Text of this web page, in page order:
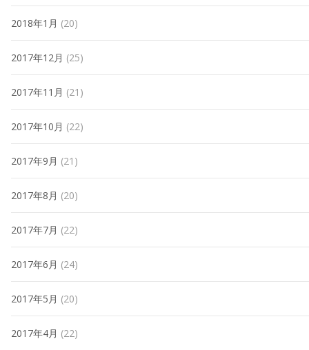
2018年1月 (20)
2017年12月 (25)
2017年11月 (21)
2017年10月 (22)
2017年9月 (21)
2017年8月 (20)
2017年7月 (22)
2017年6月 (24)
2017年5月 (20)
2017年4月 (22)